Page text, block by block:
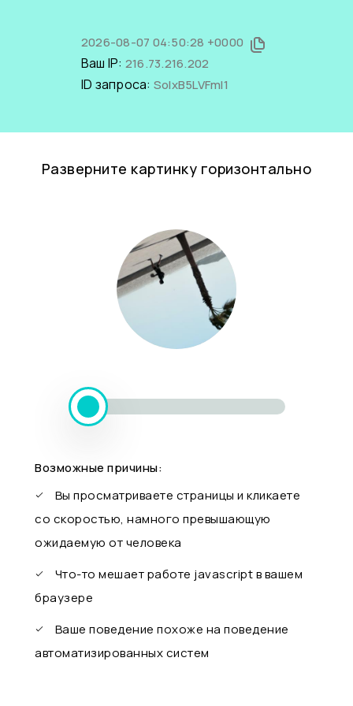
2026-08-07 04:50:28 +0000
Ваш IP: 216.73.216.202
ID запроса: SoIxB5LVFmI1
Разверните картинку горизонтально
Возможные причины:
Вы просматриваете страницы и кликаете
со скоростью, намного превышающую
ожидаемую от человека
Что-то мешает работе javascript в вашем
браузере
Ваше поведение похоже на поведение
автоматизированных систем